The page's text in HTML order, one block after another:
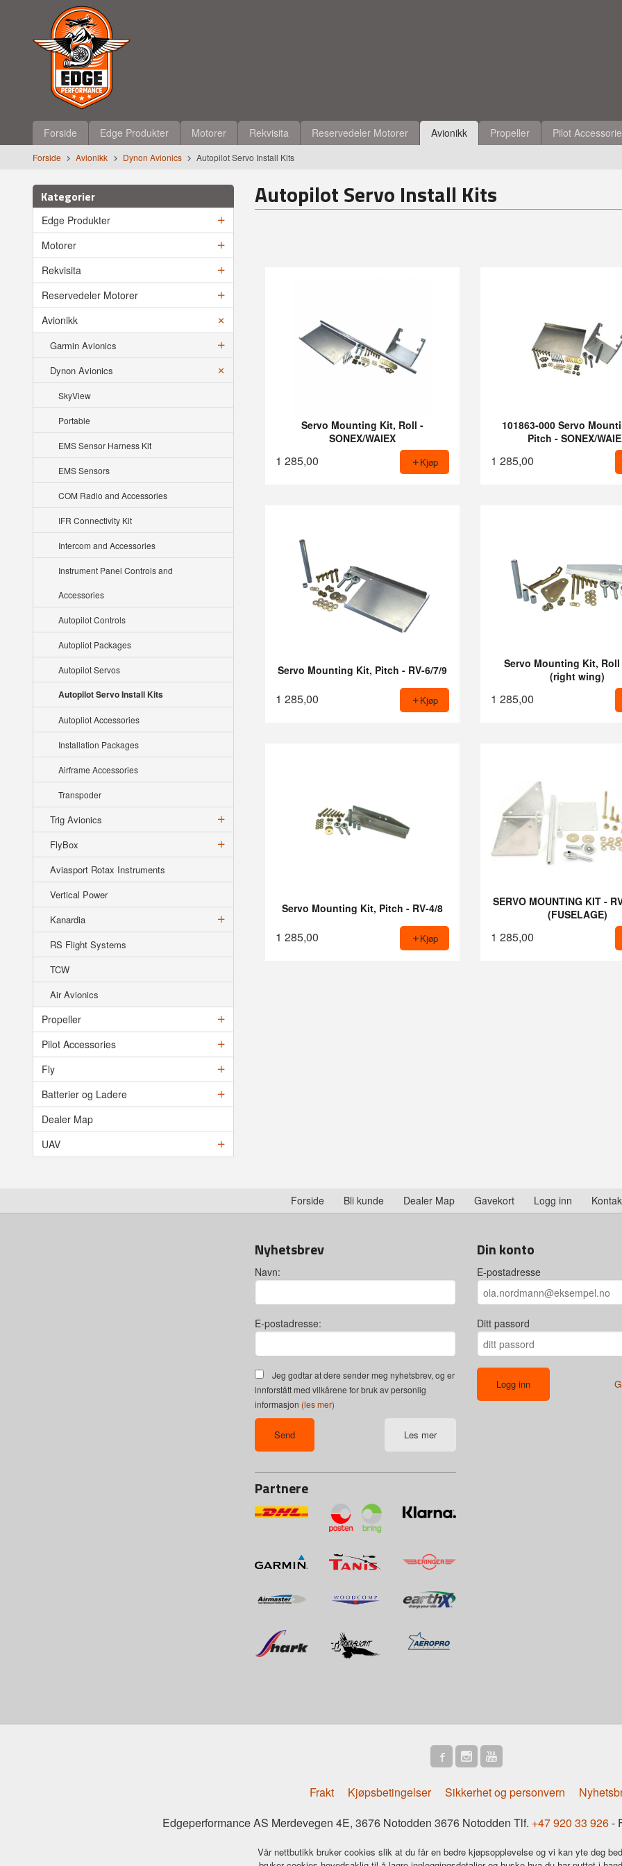
innholdet
Produkter
Forside Edge Produkter Motorer Rekvisita Reservedeler Motorer Avionikk Propeller Pilot
Forside Avionikk Dynon Avionics Autopilot Servo Install Kits
Kategorier
Edge Produkter
Motorer
Rekvisita
Reservedeler Motorer
Avionikk
Garmin Avionics
Dynon Avionics
SkyView
Portable
EMS Sensor Harness Kit
EMS Sensors
COM Radio and Accessories
IFR Connectivity Kit
Intercom and Accessories
Instrument Panel Controls and
Accessories
Autopilot Controls
Autopliot Packages
Autopilot Servos
Autopilot Servo Install Kits
Autopliot Accessories
Installation Packages
Airframe Accessories
Transpoder
Trig Avionics
FlyBox
Aviasport Rotax Instruments
Vertical Power
Kanardia
RS Flight Systems
TCW
Air Avionics
Propeller
Pilot Accessories
Fly
Batterier og Ladere
Dealer Map
UAV
Autopilot Servo Install Kits
Servo Mounting Kit, Roll -
SONEX/WAIEX
1 285,00 Kjøp
101863-000 Servo
Pitch - SONEX/
1 285,00
Servo Mounting Kit, Pitch - RV-6/7/9
1 285,00 Kjøp
Servo Mounting Kit, Roll
(right wing)
1 285,00
Servo Mounting Kit, Pitch - RV-4/8
1 285,00 Kjøp
SERVO MOUNTING KIT -
(FUSELAGE)
1 285,00
Forside Bli kunde Dealer Map Gavekort Logg inn
Nyhetsbrev
Navn:
E-postadresse:
Jeg godtar at dere sender meg nyhetsbrev, og er
innforstått med vilkårene for bruk av personlig
informasjon (les mer)
Les mer
Partnere
Din konto
E-postadresse
Ditt passord
Frakt Kjøpsbetingelser Sikkerhet og personvern
Edgeperformance AS Merdevegen 4E, 3676 Notodden 3676 Notodden Tlf. +47 920 33 926-
Vår nettbutikk bruker cookies slik at du får en bedre kjøpsopplevelse og vi kan yte deg